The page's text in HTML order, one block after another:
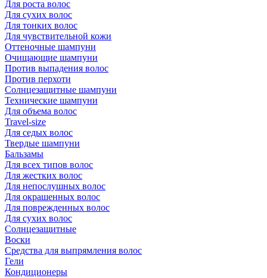
Для роста волос
Для сухих волос
Для тонких волос
Для чувствительной кожи
Оттеночные шампуни
Очищающие шампуни
Против выпадения волос
Против перхоти
Солнцезащитные шампуни
Технические шампуни
Для объема волос
Travel-size
Для седых волос
Твердые шампуни
Бальзамы
Для всех типов волос
Для жестких волос
Для непослушных волос
Для окрашенных волос
Для поврежденных волос
Для сухих волос
Солнцезащитные
Воски
Средства для выпрямления волос
Гели
Кондиционеры